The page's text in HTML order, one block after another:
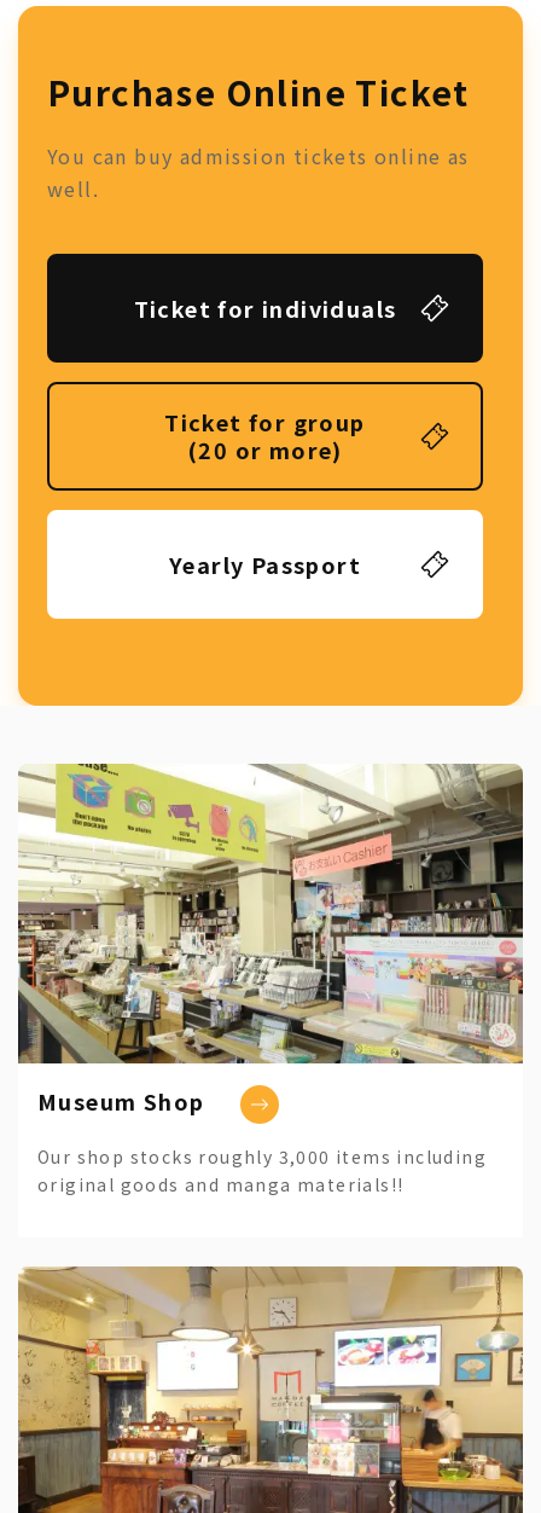
Purchase Online Ticket
You can buy admission tickets online as
well.
Ticket for individuals
Ticket for group
(20 or more)
Yearly Passport
Museum Shop
Our shop stocks roughly 3,000 items including
original goods and manga materials!!